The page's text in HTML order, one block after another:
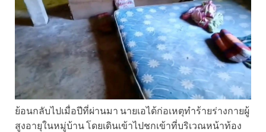
ย้อนกลับไปเมื่อปีที่ผ่านมา นายเอได้ก่อเหตุทำร้ายร่างกายผู้
สูงอายุในหมู่บ้าน โดยเดินเข้าไปชกเข้าที่บริเวณหน้าท้อง